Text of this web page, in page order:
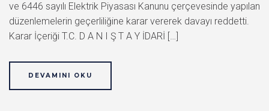
ve 6446 sayılı Elektrik Piyasası Kanunu çerçevesinde yapılan
düzenlemelerin geçerliliğine karar vererek davayı reddetti.
Karar İçeriği T.C. D A N I Ş T A Y İDARİ […]
DEVAMINI OKU